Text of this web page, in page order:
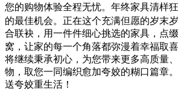
您的购物体验全程无忧。年终家具清样
的最佳机会。正在这个充满但愿的岁末
合联袂，用一件件细心挑选的家具，点
窝，让家的每一个角落都弥漫着幸福取喜
将继续秉承初心，为您带来更多高质量
物，取您一同编织愈加夸姣的糊口篇章
送夸姣重生活！